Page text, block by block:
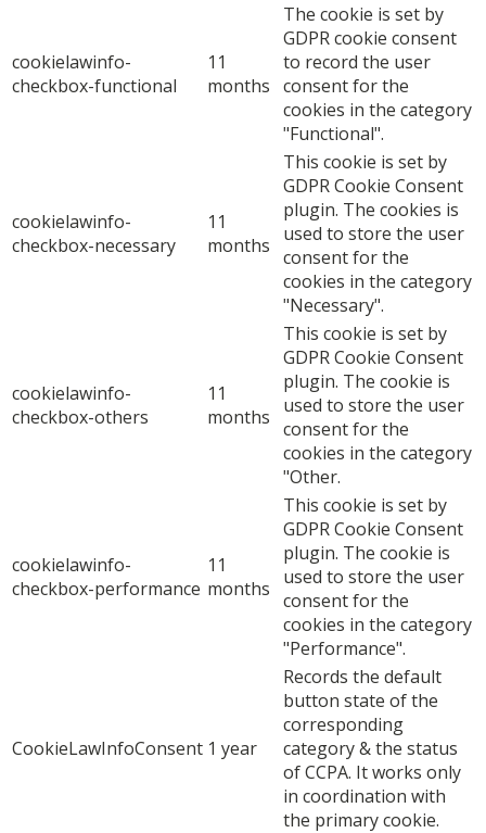
cookielawinfo-
checkbox-functional
11
months
The cookie is set by
GDPR cookie consent
to record the user
consent for the
cookies in the category
"Functional".
cookielawinfo-
checkbox-necessary
11
months
This cookie is set by
GDPR Cookie Consent
plugin. The cookies is
used to store the user
consent for the
cookies in the category
"Necessary".
cookielawinfo-
checkbox-others
11
months
This cookie is set by
GDPR Cookie Consent
plugin. The cookie is
used to store the user
consent for the
cookies in the category
"Other.
cookielawinfo-
checkbox-performance
11
months
This cookie is set by
GDPR Cookie Consent
plugin. The cookie is
used to store the user
consent for the
cookies in the category
"Performance".
CookieLawInfoConsent 1 year
Records the default
button state of the
corresponding
category & the status
of CCPA. It works only
in coordination with
the primary cookie.